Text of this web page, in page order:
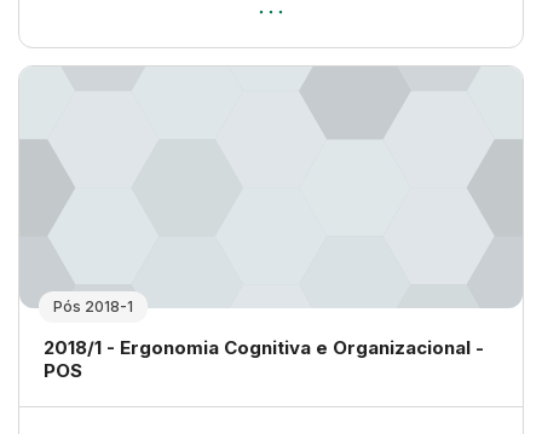
Pós 2018-1
Nome da disciplina
2018/1 - Ergonomia Cognitiva e Organizacional -
POS